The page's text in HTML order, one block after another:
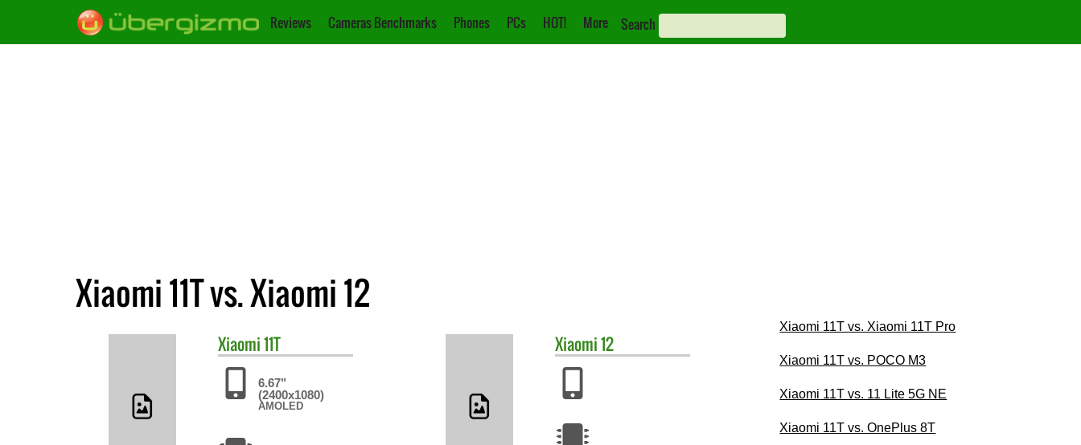
Reviews Cameras Benchmarks Phones PCs HOT! More Search
Xiaomi 11T vs. Xiaomi 12
Xiaomi11T
6.67"
(2400x1080)
AMOLED
Xiaomi12
Xiaomi 11T vs. Xiaomi 11T Pro
Xiaomi 11T vs. POCO M3
Xiaomi 11T vs. 11 Lite 5G NE
Xiaomi 11T vs. OnePlus 8T